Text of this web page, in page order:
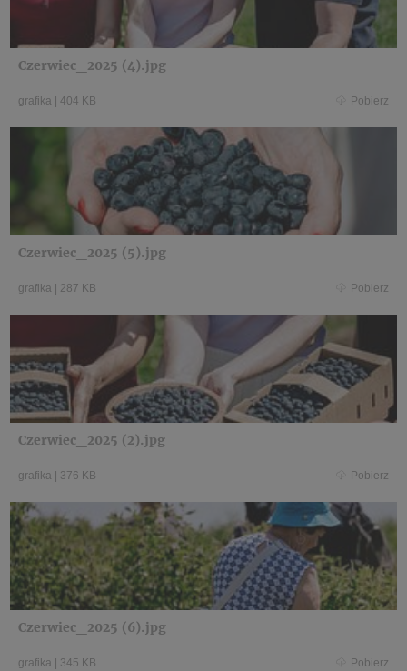
Czerwiec_2025 (4).jpg
grafika 404 KB Pobierz
Czerwiec_2025 (5).jpg
grafika 287 KB Pobierz
Czerwiec_2025 (2).jpg
grafika 376 KB Pobierz
Czerwiec_2025 (6).jpg
grafika 345 KB Pobierz